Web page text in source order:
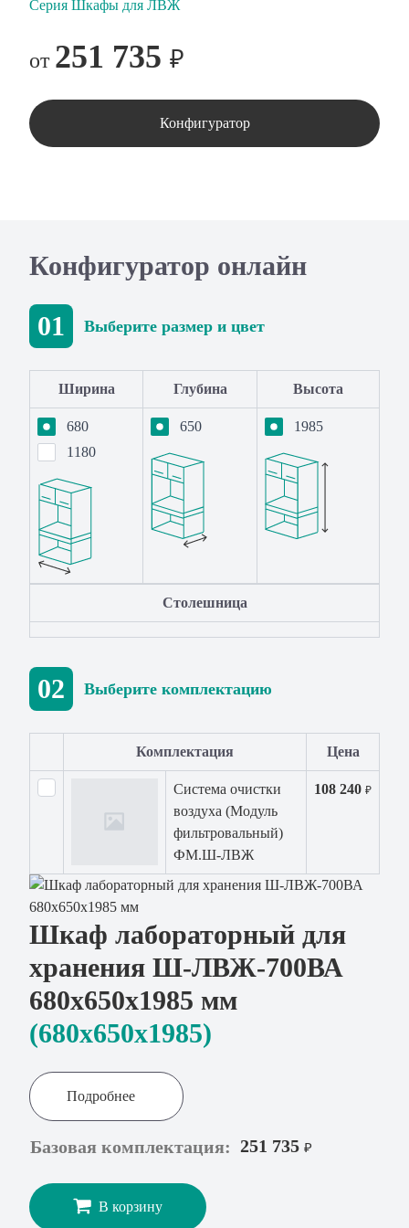
Серия Шкафы для ЛВЖ
от 251 735 ₽
Конфигуратор
Конфигуратор онлайн
Шкаф лабораторный для
хранения Ш-ЛВЖ-700ВА
680x650x1985 мм
(680x650х1985)
Подробнее
Базовая комплектация: 251 735 ₽
В корзину
01 Выберите размер и цвет
Ширина Глубина Высота
680
1180
650 1985
Столешница
02 Выберите комплектацию
Комплектация Цена
Система очистки
воздуха (Модуль
фильтровальный)
ФМ.Ш-ЛВЖ
108 240 ₽